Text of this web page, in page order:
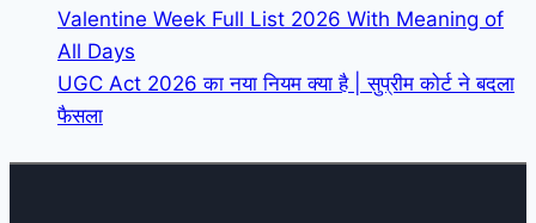
Valentine Week Full List 2026 With Meaning of
All Days
UGC Act 2026 का नया नियम क्या है | सुप्रीम कोर्ट ने बदला
फैसला